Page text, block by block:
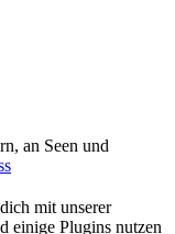
an Seen und
mit unserer
einige Plugins nutzen